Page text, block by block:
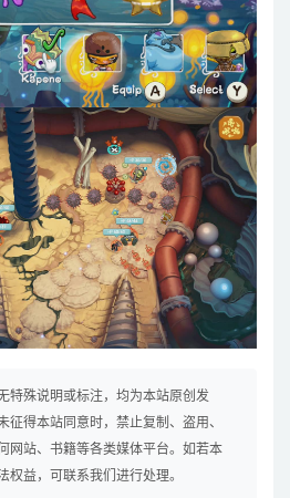
特殊说明或标注，均为本站原创发
征得本站同意时，禁止复制、盗用、
网站、书籍等各类媒体平台。如若本
权益，可联系我们进行处理。